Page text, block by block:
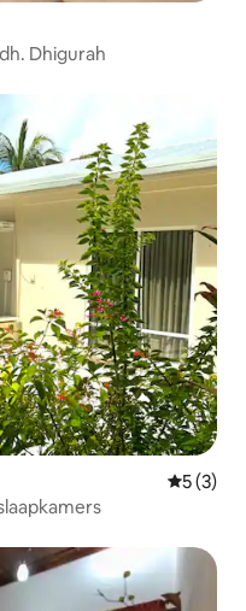
Dhigurah
5 (3)